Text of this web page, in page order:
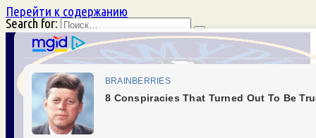
Перейти к содержанию
Search for: